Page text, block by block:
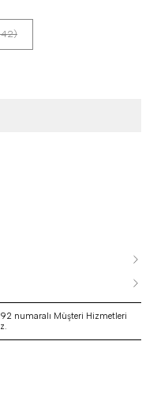
42)
numaralı Müşteri Hizmetleri